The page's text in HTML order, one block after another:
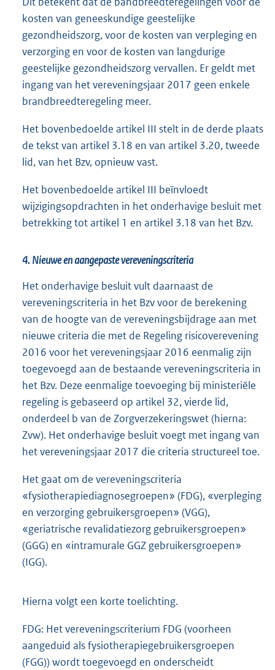
kosten van geneeskundige geestelijke
gezondheidszorg, voor de kosten van verpleging en
verzorging en voor de kosten van langdurige
geestelijke gezondheidszorg vervallen. Er geldt met
ingang van het vereveningsjaar 2017 geen enkele
brandbreedteregeling meer.
Het bovenbedoelde artikel III stelt in de derde plaats
de tekst van artikel 3.18 en van artikel 3.20, tweede
lid, van het Bzv, opnieuw vast.
Het bovenbedoelde artikel III beïnvloedt
wijzigingsopdrachten in het onderhavige besluit met
betrekking tot artikel 1 en artikel 3.18 van het Bzv.
4. Nieuwe en aangepaste vereveningscriteria
Het onderhavige besluit vult daarnaast de
vereveningscriteria in het Bzv voor de berekening
van de hoogte van de vereveningsbijdrage aan met
nieuwe criteria die met de Regeling risicoverevening
2016 voor het vereveningsjaar 2016 eenmalig zijn
toegevoegd aan de bestaande vereveningscriteria in
het Bzv. Deze eenmalige toevoeging bij ministeriële
regeling is gebaseerd op artikel 32, vierde lid,
onderdeel b van de Zorgverzekeringswet (hierna:
Zvw). Het onderhavige besluit voegt met ingang van
het vereveningsjaar 2017 die criteria structureel toe.
Het gaat om de vereveningscriteria
«fysiotherapiediagnosegroepen» (FDG), «verpleging
en verzorging gebruikersgroepen» (VGG),
«geriatrische revalidatiezorg gebruikersgroepen»
(GGG) en «intramurale GGZ gebruikersgroepen»
(IGG).
Hierna volgt een korte toelichting.
FDG: Het vereveningscriterium FDG (voorheen
aangeduid als fysiotherapiegebruikersgroepen
(FGG)) wordt toegevoegd en onderscheidt